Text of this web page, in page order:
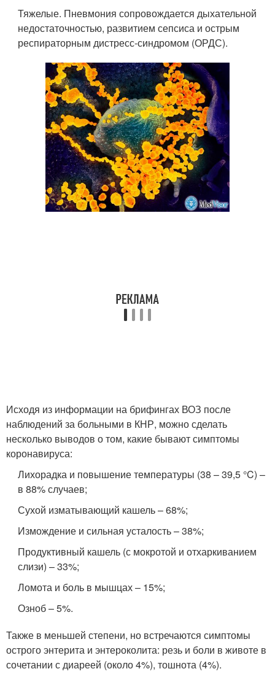
Тяжелые. Пневмония сопровождается дыхательной
недостаточностью, развитием сепсиса и острым
респираторным дистресс-синдромом (ОРДС).
Исходя из информации на брифингах ВОЗ после
наблюдений за больными в КНР, можно сделать
несколько выводов о том, какие бывают симптомы
коронавируса:
Лихорадка и повышение температуры (38 – 39,5 °C) –
в 88% случаев;
Сухой изматывающий кашель – 68%;
Измождение и сильная усталость – 38%;
Продуктивный кашель (с мокротой и отхаркиванием
слизи) – 33%;
Ломота и боль в мышцах – 15%;
Озноб – 5%.
Также в меньшей степени, но встречаются симптомы
острого энтерита и энтероколита: резь и боли в животе в
сочетании с диареей (около 4%), тошнота (4%).